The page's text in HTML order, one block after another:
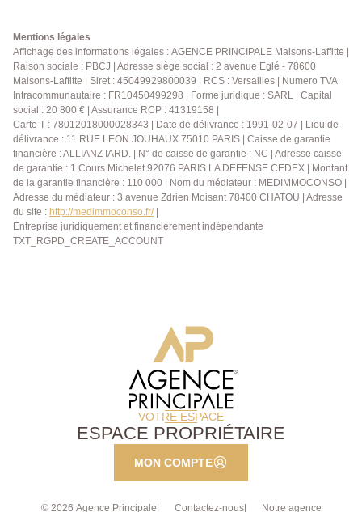
Mentions légales
Affichage des informations légales : AGENCE PRINCIPALE Maisons-Laffitte |
Raison sociale : PBCJ | Adresse siège social : 2 avenue Eglé - 78600
Maisons-Laffitte | Siret : 45049929800039 | RCS : Versailles | Numero TVA
Intracommunautaire : FR10450499298 | Forme juridique : SARL | Capital
social : 20 800 € | Assurance RCP : 41319158 |
Carte T : 78012018000028343 | Date de délivrance : 1991-02-07 | Lieu de
délivrance : 11 RUE LEON JOUHAUX 75010 PARIS | Caisse de garantie
financière : ALLIANZ IARD. | N° de caisse de garantie : NC | Adresse caisse
de garantie : 1 Cours Michelet 92076 PARIS LA DEFENSE CEDEX | Montant
de la garantie financière : 110 000 | Nom du médiateur : MEDIMMOCONSO |
Adresse du médiateur : 3 avenue Zdrien Moisant 78400 CHATOU | Adresse
du site : http://medimmoconso.fr/|
Entreprise juridiquement et financièrement indépendante
TXT_RGPD_CREATE_ACCOUNT
VOTRE ESPACE
ESPACE PROPRIÉTAIRE
MON COMPTE
© 2026 Agence Principale Contactez-nous Notre agence